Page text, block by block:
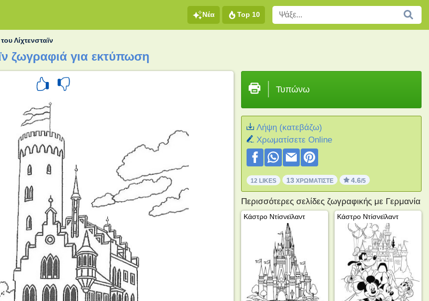
Νέα Top 10
Λίχτενσταϊν
ζωγραφιά για εκτύπωση
Τυπώνω
Λήψη (κατεβάζω)
Xρωματίσετε Online
12 LIKES 13 ΧΡΩΜΑΤΊΣΤΕ 4.6/5
Περισσότερες σελίδες ζωγραφικής με Γερμανία
Κάστρο Ντίσνεϊλαντ Κάστρο Ντίσνεϊλαντ